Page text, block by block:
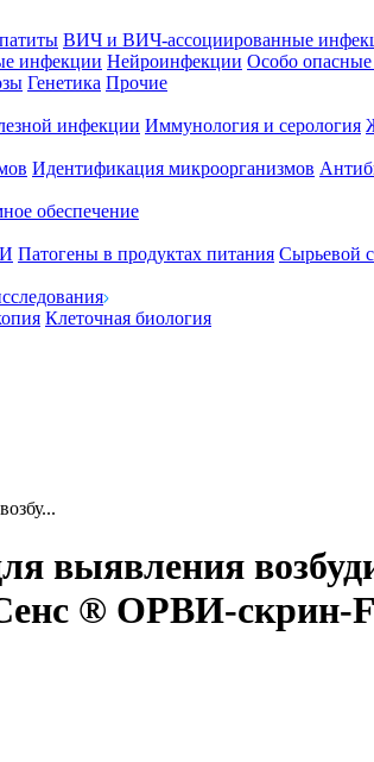
ВИЧ и ВИЧ-ассоциированные
инфекции Нейроинфекции Особо
Генетика Прочие
инфекции Иммунология и серология
Идентификация микроорганизмов
обеспечение
Патогены в продуктах питания Сырьевой
Клеточная биология
выявления
® ОРВИ-скрин-